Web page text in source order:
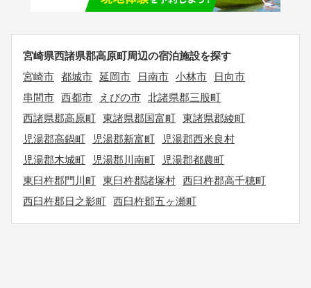
宮崎県西諸県郡高原町周辺の宿泊施設を探す
宮崎市 都城市 延岡市 日南市 小林市
日向市
串間市 西都市 えびの市 北諸県郡三股町
西諸県郡高原町 東諸県郡国富町 東諸県郡綾町
児湯郡高鍋町
児湯郡新富町
児湯郡西米良村
児湯郡木城町
児湯郡川南町
児湯郡都農町
東臼杵郡門川町 東臼杵郡諸塚村 西臼杵郡高千穂町
西臼杵郡日之影町 西臼杵郡五ヶ瀬町